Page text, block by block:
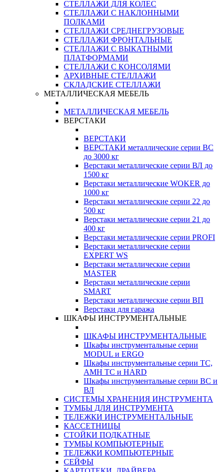
СТЕЛЛАЖИ ДЛЯ КОЛЕС
СТЕЛЛАЖИ С НАКЛОННЫМИ
ПОЛКАМИ
СТЕЛЛАЖИ СРЕДНЕГРУЗОВЫЕ
СТЕЛЛАЖИ ФРОНТАЛЬНЫЕ
СТЕЛЛАЖИ С ВЫКАТНЫМИ
ПЛАТФОРМАМИ
СТЕЛЛАЖИ С КОНСОЛЯМИ
АРХИВНЫЕ СТЕЛЛАЖИ
СКЛАДСКИЕ СТЕЛЛАЖИ
МЕТАЛЛИЧЕСКАЯ МЕБЕЛЬ
МЕТАЛЛИЧЕСКАЯ МЕБЕЛЬ
ВЕРСТАКИ
ВЕРСТАКИ
ВЕРСТАКИ металлические серии ВС
до 3000 кг
Верстаки металлические серии ВЛ до
1500 кг
Верстаки металлические WOKER до
1000 кг
Верстаки металлические серии 22 до
500 кг
Верстаки металлические серии 21 до
400 кг
Верстаки металлические серии PROFI
Верстаки металлические серии
EXPERT WS
Верстаки металлические серии
MASTER
Верстаки металлические серии
SMART
Верстаки металлические серии ВП
Верстаки для гаража
ШКАФЫ ИНСТРУМЕНТАЛЬНЫЕ
ШКАФЫ ИНСТРУМЕНТАЛЬНЫЕ
Шкафы инструментальные серии
MODUL и ERGO
Шкафы инструментальные серии ТС,
АМН ТС и HARD
Шкафы инструментальные серии ВС и
ВЛ
СИСТЕМЫ ХРАНЕНИЯ ИНСТРУМЕНТА
ТУМБЫ ДЛЯ ИНСТРУМЕНТА
ТЕЛЕЖКИ ИНСТРУМЕНТАЛЬНЫЕ
КАССЕТНИЦЫ
СТОЙКИ ПОДКАТНЫЕ
ТУМБЫ КОМПЬЮТЕРНЫЕ
ТЕЛЕЖКИ КОМПЬЮТЕРНЫЕ
СЕЙФЫ